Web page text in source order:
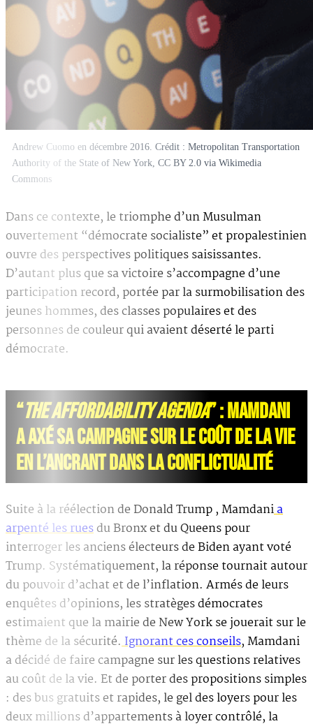
Andrew Cuomo en décembre 2016. Crédit : Metropolitan Transportation
Authority of the State of New York, CC BY 2.0 via Wikimedia
Commons
Dans ce contexte, le triomphe d’un Musulman
ouvertement “démocrate socialiste” et propalestinien
ouvre des perspectives politiques saisissantes.
D’autant plus que sa victoire s’accompagne d’une
participation record, portée par la surmobilisation des
jeunes hommes, des classes populaires et des
personnes de couleur qui avaient déserté le parti
démocrate.
“THE AFFORDABILITY AGENDA” : MAMDANI
A AXÉ SA CAMPAGNE SUR LE COÛT DE LA VIE
EN L’ANCRANT DANS LA CONFLICTUALITÉ
Suite à la réélection de Donald Trump , Mamdania
arpenté les ruesdu Bronx et du Queens pour
interroger les anciens électeurs de Biden ayant voté
Trump. Systématiquement, la réponse tournait autour
du pouvoir d’achat et de l’inflation. Armés de leurs
enquêtes d’opinions, les stratèges démocrates
estimaient que la mairie de New York se jouerait sur le
thème de la sécurité.Ignorant ces conseils, Mamdani
a décidé de faire campagne sur les questions relatives
au coût de la vie. Et de porter des propositions simples
: des bus gratuits et rapides, le gel des loyers pour les
deux millions d’appartements à loyer contrôlé, la